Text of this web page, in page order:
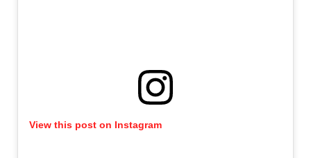
View this post on Instagram